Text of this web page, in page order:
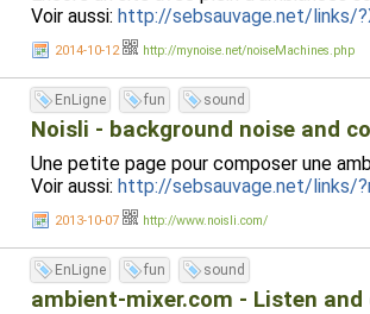
Voir aussi: http://sebsauvage.net/links/
2014-10-12 http://mynoise.net/noiseMachines.php
EnLigne fun sound
Noisli - background noise and
Une petite page pour composer une
Voir aussi: http://sebsauvage.net/links/
2013-10-07 http://www.noisli.com/
EnLigne fun sound
ambient-mixer.com - Listen